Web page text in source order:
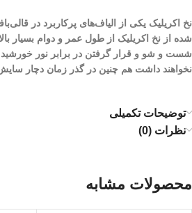
نخ اکریلیک یکی از الیاف­‌های پرکاربرد در
شده از نخ اکریلیک از طول عمر و دوام بسیار
شست و شو و قرار گرفتن در برابر نور
نخواهند داشت هم چنین در گذر زمان دچار
توضیحات تکمیلی
نظرات (0)
محصولات مشابه